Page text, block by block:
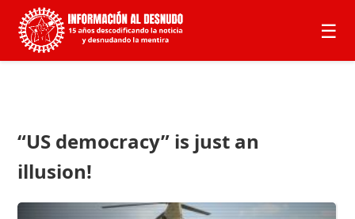
☰
“US democracy” is just an
illusion!